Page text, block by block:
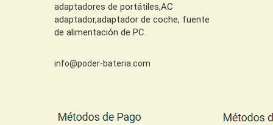
adaptadores de portátiles,AC
adaptador,adaptador de coche, fuente
de alimentación de PC.
info@poder-bateria.com